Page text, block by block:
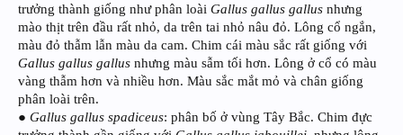
trưởng thành giống như phân loài Gallus gallus gallus nhưng
mào thịt trên đầu rất nhỏ, da trên tai nhỏ nâu đỏ. Lông cổ ngắn,
màu đỏ thẫm lẫn màu da cam. Chim cái màu sắc rất giống với
Gallus gallus gallus nhưng màu sẫm tối hơn. Lông ở cổ có màu
vàng thẫm hơn và nhiều hơn. Màu sắc mắt mỏ và chân giống
phân loài trên.
● Gallus gallus spadiceus: phân bố ở vùng Tây Bắc. Chim đực